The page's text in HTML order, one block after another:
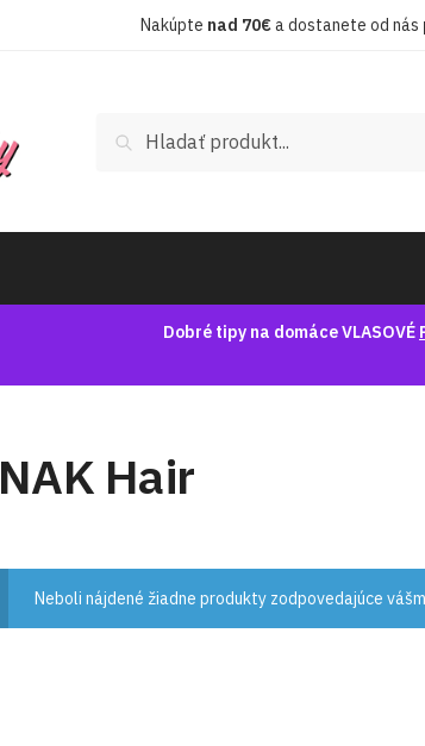
Nakúpte nad 70€a dostanete od nás
Vyhľadávanie
Dobré tipy na domáce VLASOVÉ
NAK Hair
Neboli nájdené žiadne produkty zodpovedajúce